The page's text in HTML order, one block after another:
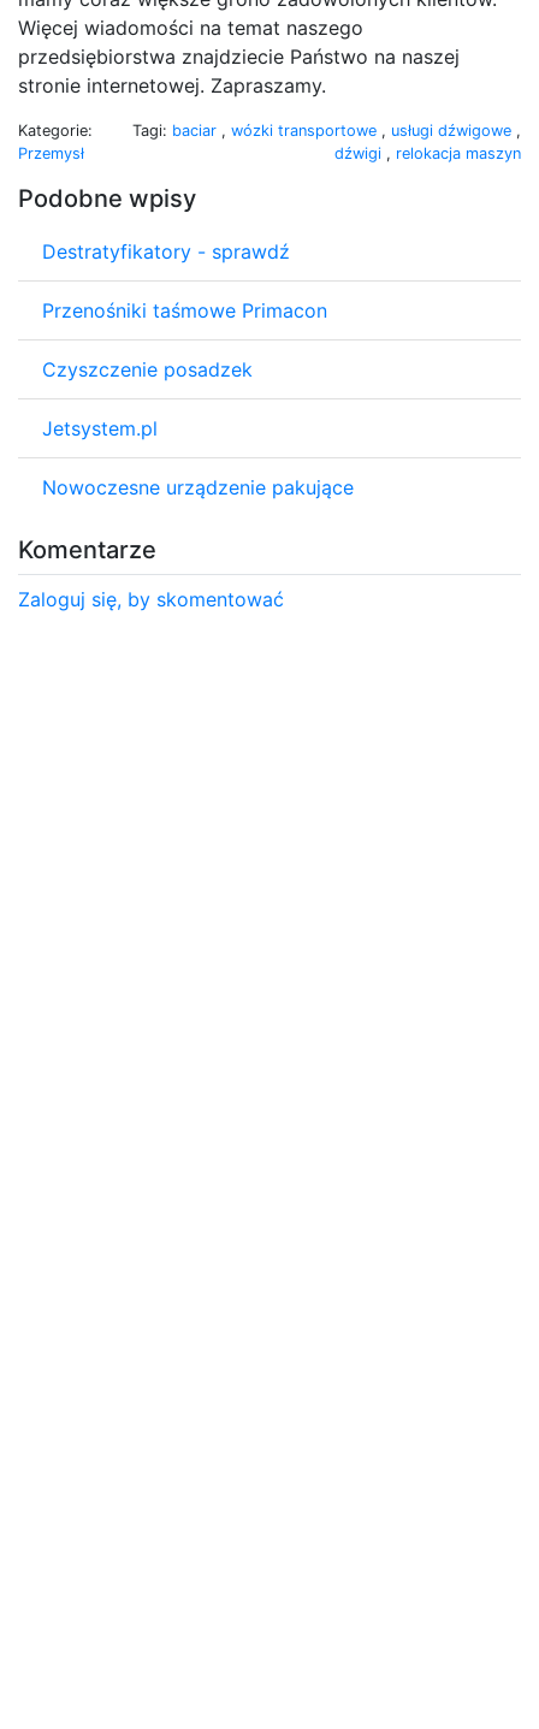
Więcej wiadomości na temat naszego
przedsiębiorstwa znajdziecie Państwo na naszej
stronie internetowej. Zapraszamy.
Kategorie:
Przemysł
Tagi: baciar , wózki transportowe , usługi dźwigowe ,
dźwigi , relokacja maszyn
Podobne wpisy
Destratyfikatory - sprawdź
Przenośniki taśmowe Primacon
Czyszczenie posadzek
Jetsystem.pl
Nowoczesne urządzenie pakujące
Komentarze
Zaloguj się, by skomentować